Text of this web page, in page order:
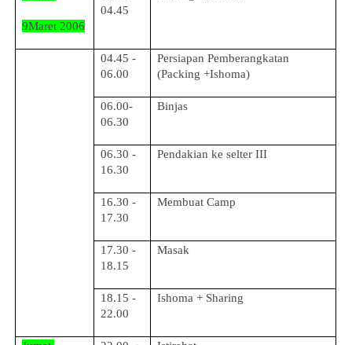
9Maret 2006
04.45
04.45 -
06.00
Persiapan Pemberangkatan
(Packing +Ishoma)
06.00-
06.30
Binjas
06.30 -
16.30
Pendakian ke selter III
16.30 -
17.30
Membuat Camp
17.30 -
18.15
Masak
18.15 -
22.00
Ishoma + Sharing